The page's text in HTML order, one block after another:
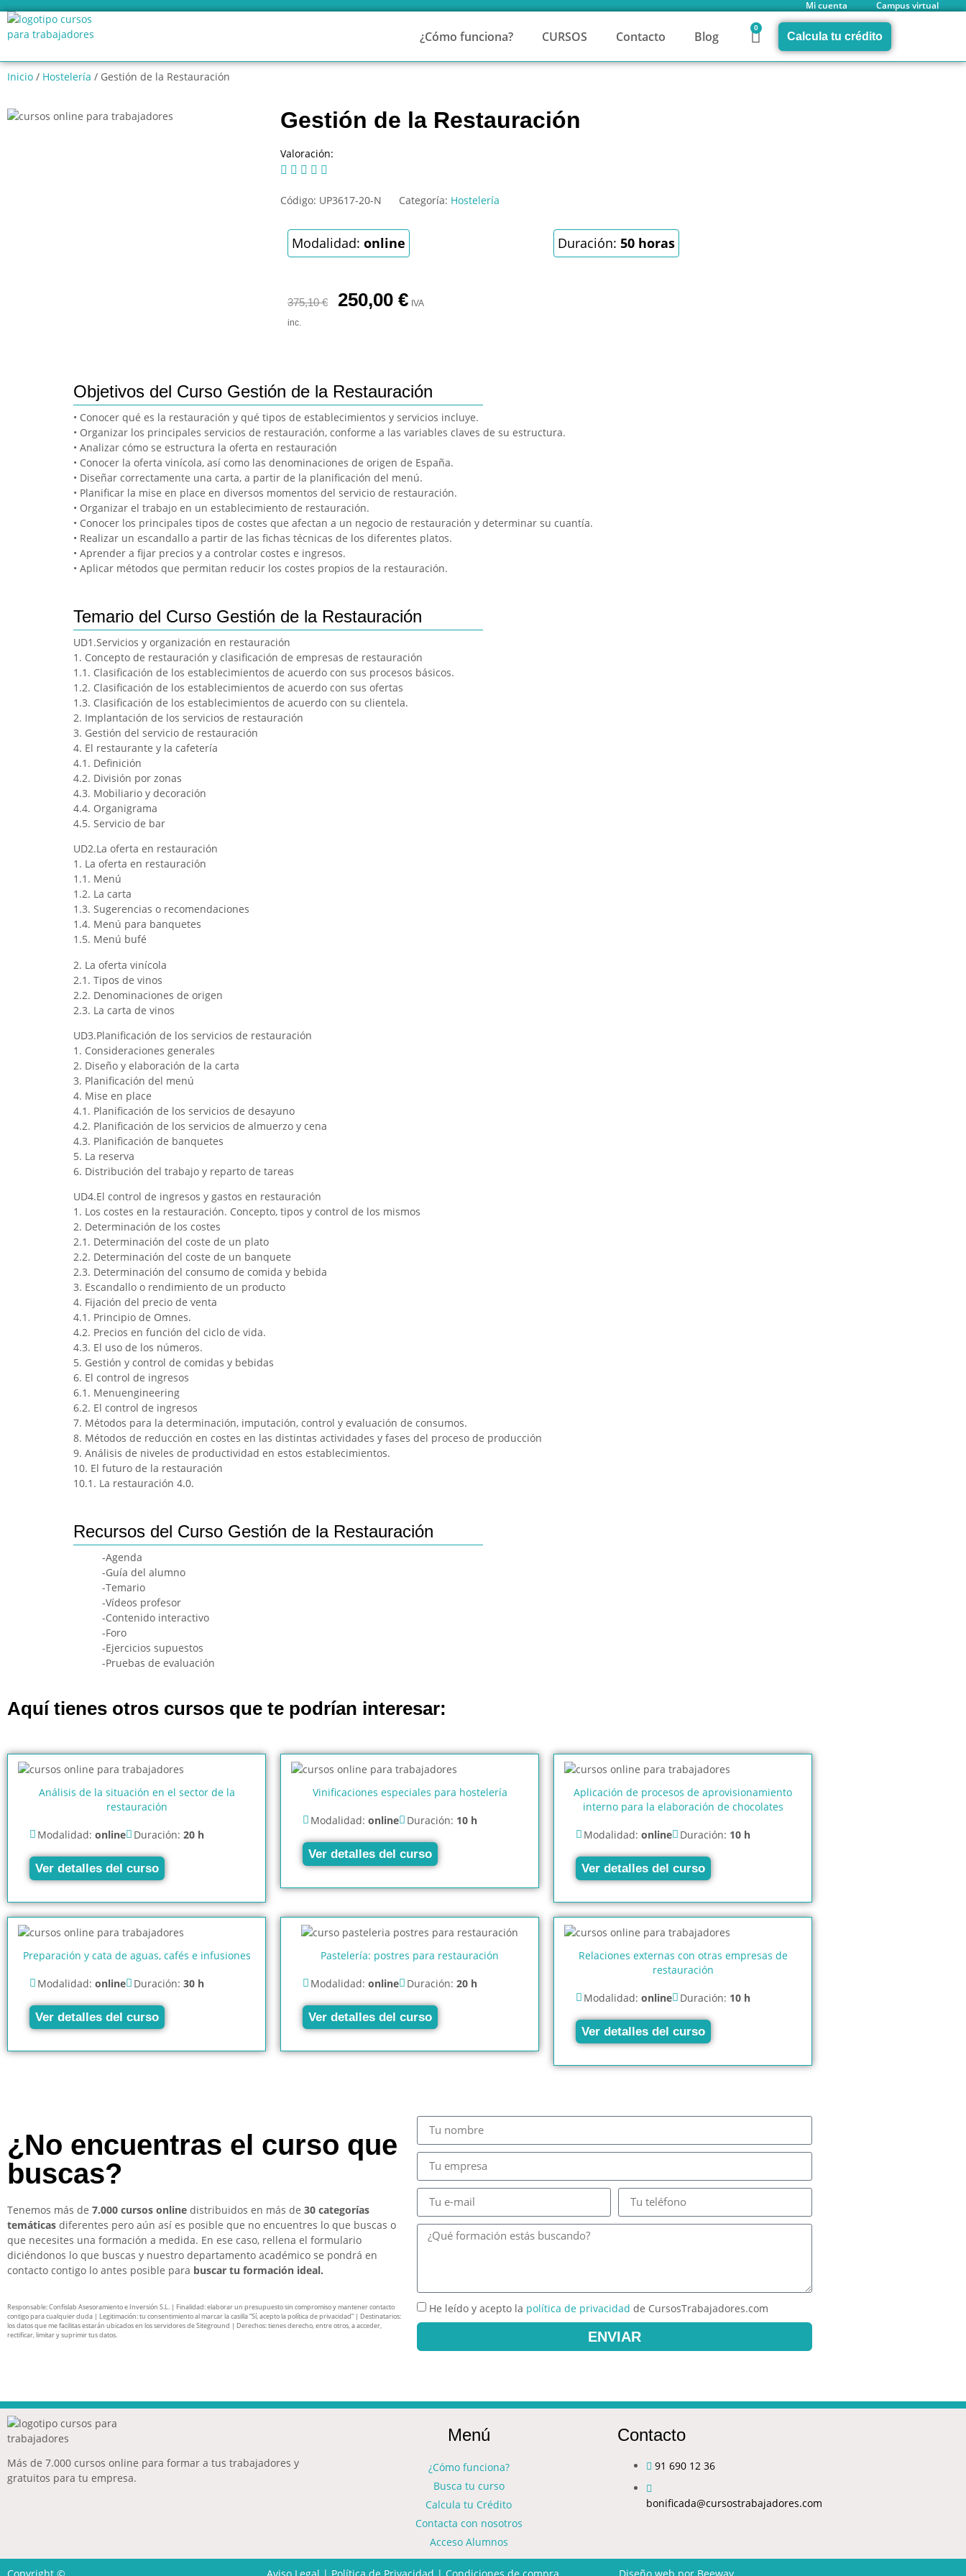
Mi cuenta Campus virtual
¿Cómo funciona? CURSOS Contacto Blog
0
Calcula tu crédito
Inicio / Hostelería / Gestión de la Restauración
Gestión de la Restauración
Valoración:
    
Código: UP3617-20-N Categoría: Hostelería
Modalidad: online Duración: 50 horas
375,10€ 250,00 € IVA
inc.
Objetivos del Curso Gestión de la Restauración
• Conocer qué es la restauración y qué tipos de establecimientos y servicios incluye.
• Organizar los principales servicios de restauración, conforme a las variables claves de su estructura.
• Analizar cómo se estructura la oferta en restauración
• Conocer la oferta vinícola, así como las denominaciones de origen de España.
• Diseñar correctamente una carta, a partir de la planificación del menú.
• Planificar la mise en place en diversos momentos del servicio de restauración.
• Organizar el trabajo en un establecimiento de restauración.
• Conocer los principales tipos de costes que afectan a un negocio de restauración y determinar su cuantía.
• Realizar un escandallo a partir de las fichas técnicas de los diferentes platos.
• Aprender a fijar precios y a controlar costes e ingresos.
• Aplicar métodos que permitan reducir los costes propios de la restauración.
Temario del Curso Gestión de la Restauración
UD1.Servicios y organización en restauración
1. Concepto de restauración y clasificación de empresas de restauración
1.1. Clasificación de los establecimientos de acuerdo con sus procesos básicos.
1.2. Clasificación de los establecimientos de acuerdo con sus ofertas
1.3. Clasificación de los establecimientos de acuerdo con su clientela.
2. Implantación de los servicios de restauración
3. Gestión del servicio de restauración
4. El restaurante y la cafetería
4.1. Definición
4.2. División por zonas
4.3. Mobiliario y decoración
4.4. Organigrama
4.5. Servicio de bar
UD2.La oferta en restauración
1. La oferta en restauración
1.1. Menú
1.2. La carta
1.3. Sugerencias o recomendaciones
1.4. Menú para banquetes
1.5. Menú bufé
2. La oferta vinícola
2.1. Tipos de vinos
2.2. Denominaciones de origen
2.3. La carta de vinos
UD3.Planificación de los servicios de restauración
1. Consideraciones generales
2. Diseño y elaboración de la carta
3. Planificación del menú
4. Mise en place
4.1. Planificación de los servicios de desayuno
4.2. Planificación de los servicios de almuerzo y cena
4.3. Planificación de banquetes
5. La reserva
6. Distribución del trabajo y reparto de tareas
UD4.El control de ingresos y gastos en restauración
1. Los costes en la restauración. Concepto, tipos y control de los mismos
2. Determinación de los costes
2.1. Determinación del coste de un plato
2.2. Determinación del coste de un banquete
2.3. Determinación del consumo de comida y bebida
3. Escandallo o rendimiento de un producto
4. Fijación del precio de venta
4.1. Principio de Omnes.
4.2. Precios en función del ciclo de vida.
4.3. El uso de los números.
5. Gestión y control de comidas y bebidas
6. El control de ingresos
6.1. Menuengineering
6.2. El control de ingresos
7. Métodos para la determinación, imputación, control y evaluación de consumos.
8. Métodos de reducción en costes en las distintas actividades y fases del proceso de producción
9. Análisis de niveles de productividad en estos establecimientos.
10. El futuro de la restauración
10.1. La restauración 4.0.
Recursos del Curso Gestión de la Restauración
-Agenda
-Guía del alumno
-Temario
-Vídeos profesor
-Contenido interactivo
-Foro
-Ejercicios supuestos
-Pruebas de evaluación
Aquí tienes otros cursos que te podrían interesar:
Análisis de la situación en el sector de la
restauración
Modalidad: online Duración: 20 h
Ver detalles del curso
Vinificaciones especiales para hostelería
Modalidad: online Duración: 10 h
Ver detalles del curso
Aplicación de procesos de aprovisionamiento
interno para la elaboración de chocolates
Modalidad: online Duración: 10 h
Ver detalles del curso
Preparación y cata de aguas, cafés e infusiones
Modalidad: online Duración: 30 h
Ver detalles del curso
Pastelería: postres para restauración
Modalidad: online Duración: 20 h
Ver detalles del curso
Relaciones externas con otras empresas de
restauración
Modalidad: online Duración: 10 h
Ver detalles del curso
¿No encuentras el curso que
buscas?
Tenemos más de 7.000 cursos online distribuidos en más de 30 categorías
temáticas diferentes pero aún así es posible que no encuentres lo que buscas o
que necesites una formación a medida. En ese caso, rellena el formulario
diciéndonos lo que buscas y nuestro departamento académico se pondrá en
contacto contigo lo antes posible para buscar tu formación ideal.
Responsable: Confislab Asesoramiento e Inversión S.L. | Finalidad: elaborar un presupuesto sin compromiso y mantener contacto
contigo para cualquier duda | Legitimación: tu consentimiento al marcar la casilla “Sí, acepto la política de privacidad” | Destinatarios:
los datos que me facilitas estarán ubicados en los servidores de Siteground | Derechos: tienes derecho, entre otros, a acceder,
rectificar, limitar y suprimir tus datos.
He leído y acepto la política de privacidad de CursosTrabajadores.com
ENVIAR
Más de 7.000 cursos online para formar a tus trabajadores y
gratuitos para tu empresa.
Menú
¿Cómo funciona?
Busca tu curso
Calcula tu Crédito
Contacta con nosotros
Acceso Alumnos
Contacto
91 690 12 36
bonificada@cursostrabajadores.com